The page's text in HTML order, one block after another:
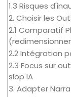
1.3 Risques
2. Choisir les
2.1 Comparatif
2.2 Intégration
2.3 Focus sur
slop IA
3. Adapter